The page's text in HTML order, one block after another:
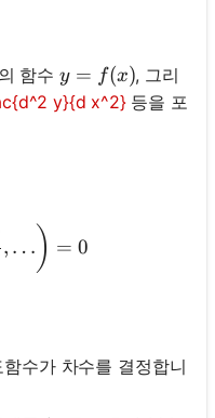
함수 y=f(x)
y = f(x), 그리
y}{d x^2}등을 포
y, \frac{d y}{d
, … ) = 0
수가 차수를 결정합니